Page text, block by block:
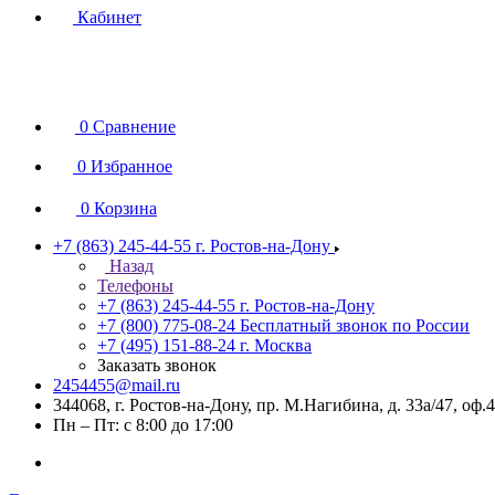
Кабинет
0 Сравнение
0 Избранное
0 Корзина
+7 (863) 245-44-55 г. Ростов-на-Дону
Назад
Телефоны
+7 (863) 245-44-55 г. Ростов-на-Дону
+7 (800) 775-08-24 Бесплатный звонок по России
+7 (495) 151-88-24 г. Москва
Заказать звонок
2454455@mail.ru
344068, г. Ростов-на-Дону, пр. М.Нагибина, д. 33а/47,
Пн – Пт: с 8:00 до 17:00